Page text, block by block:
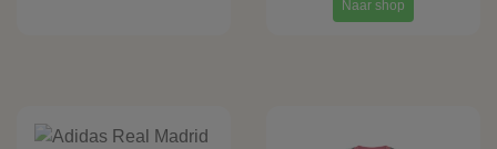
Naar shop